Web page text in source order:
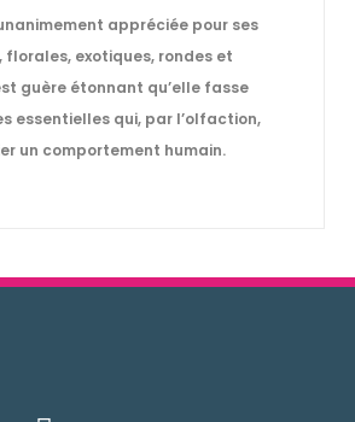
appréciée pour ses
florales, exotiques, rondes et
guère étonnant qu’elle fasse
essentielles qui, par l’olfaction,
un comportement humain.